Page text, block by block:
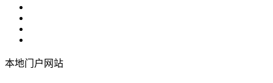
本地门户网站